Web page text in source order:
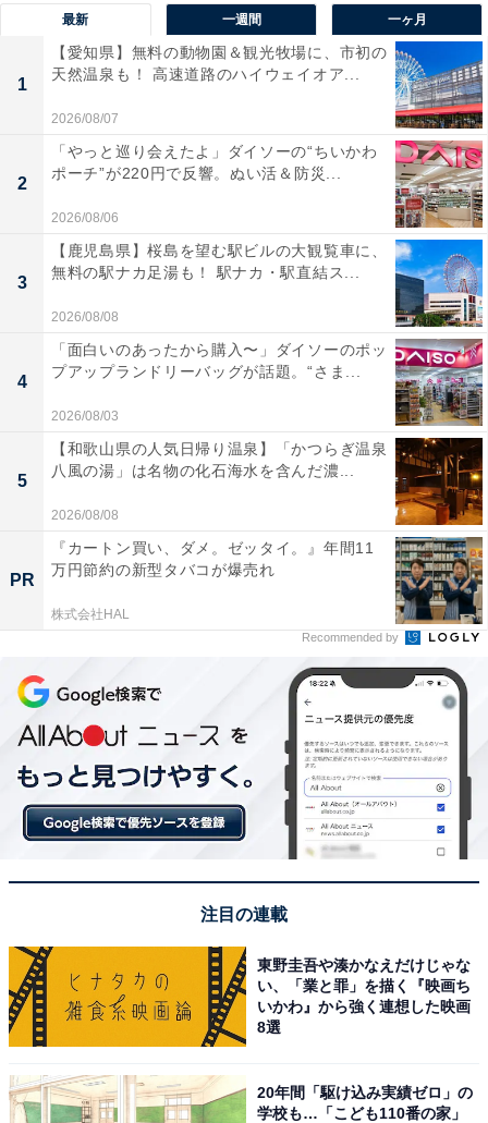
ぎる」（30代女性／福岡県）といったコメントが寄せら
れています。
1位：蔚山町（うるさんまち）／93票
1位にランクインしたのは、熊本市電B系統・蔚山町（う
るさんまち）です。駅名の由来は旧地名であり、渡来人
の出身地で、韓国7大都市の1つである蔚山広域市にちな
むという説もあります。
周辺には県木である大きなクスノキがそびえ立つ熊本城
公園があり、お花見や紅葉に訪れる多くの観光客でにぎ
わっています。
回答コメントでは「蔚が難読だと思うから」（40代男性
／福岡県）、「読み方が思い浮かばないから」（50代女
性／愛知県）、「日本の音とは思えない読み方のため」
（30代女性／東京都）などの声が集まりました。
※回答コメントは原文ママです
次ページ
10位までの全ランキング結果を見
る
最新 一週間 一ヶ月
1
【愛知県】無料の動物園＆観光牧場に、市初の
天然温泉も！ 高速道路のハイウェイオア...
2026/08/07
2
「やっと巡り会えたよ」ダイソーの“ちいかわ
ポーチ”が220円で反響。ぬい活＆防災...
2026/08/06
3
【鹿児島県】桜島を望む駅ビルの大観覧車に、
無料の駅ナカ足湯も！ 駅ナカ・駅直結ス...
2026/08/08
4
「面白いのあったから購入〜」ダイソーのポッ
プアップランドリーバッグが話題。“さま...
2026/08/03
5
【和歌山県の人気日帰り温泉】「かつらぎ温泉
八風の湯」は名物の化石海水を含んだ濃...
2026/08/08
PR
『カートン買い、ダメ。ゼッタイ。』年間11
万円節約の新型タバコが爆売れ
株式会社HAL
Recommended by
注目の連載
東野圭吾や湊かなえだけじゃな
い、「業と罪」を描く『映画ち
いかわ』から強く連想した映画
8選
20年間「駆け込み実績ゼロ」の
学校も…「こども110番の家」